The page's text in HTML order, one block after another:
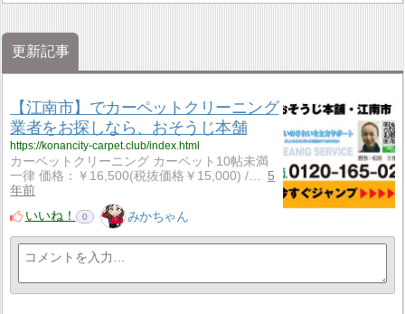
更新記事
【江南市】でカーペットクリーニング
業者をお探しなら、おそうじ本舗
https://konancity-carpet.club/index.html
カーペットクリーニング カーペット10帖未満
一律 価格：￥16,500(税抜価格￥15,000) /…
5
年前
いいね！
0 みかちゃん